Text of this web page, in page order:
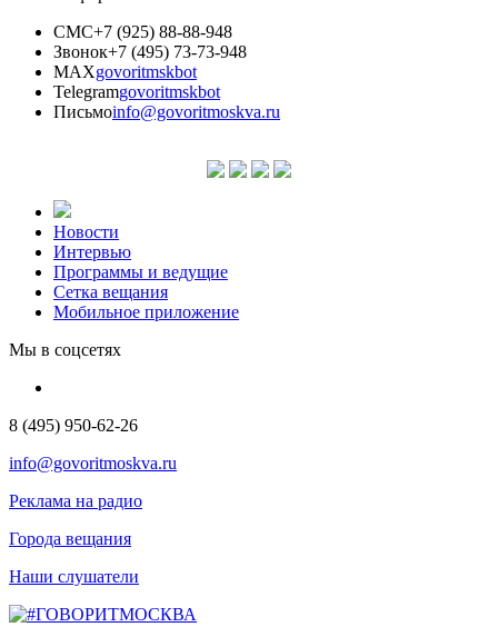
СМС+7 (925) 88-88-948
Звонок+7 (495) 73-73-948
MAXgovoritmskbot
Telegramgovoritmskbot
Письмоinfo@govoritmoskva.ru
Новости
Интервью
Программы и ведущие
Сетка вещания
Мобильное приложение
Мы в соцсетях
8 (495) 950-62-26
info@govoritmoskva.ru
Реклама на радио
Города вещания
Наши слушатели